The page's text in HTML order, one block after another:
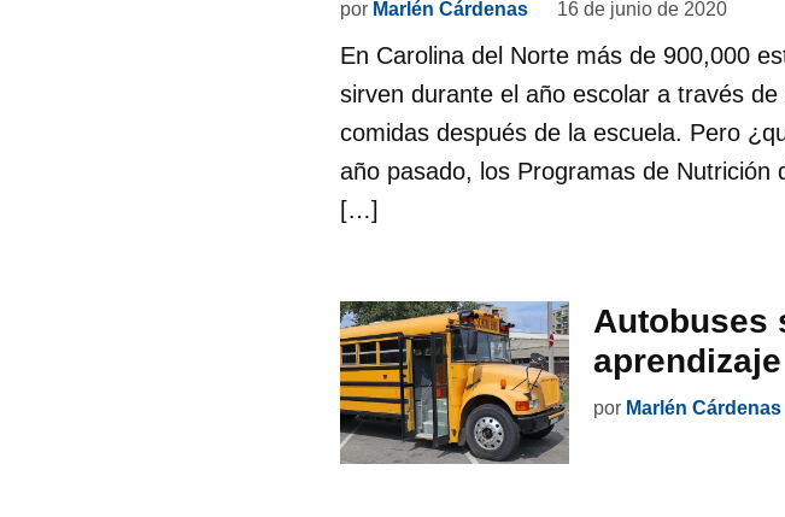
por Marlén Cárdenas 16 de junio de 2020
En Carolina del Norte más de 900,000
sirven durante el año escolar a través
comidas después de la escuela. Pero
año pasado, los Programas de Nutrición
[…]
Autobuses
por Marlén Cárdenas